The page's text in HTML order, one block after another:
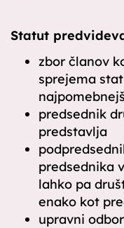
Statut
zbor članov
sprejema
predsednik
predstavlja
predsednika
lahko pa
enako kot
upravni